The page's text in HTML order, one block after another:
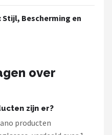
Bescherming en
over
zijn er?
producten